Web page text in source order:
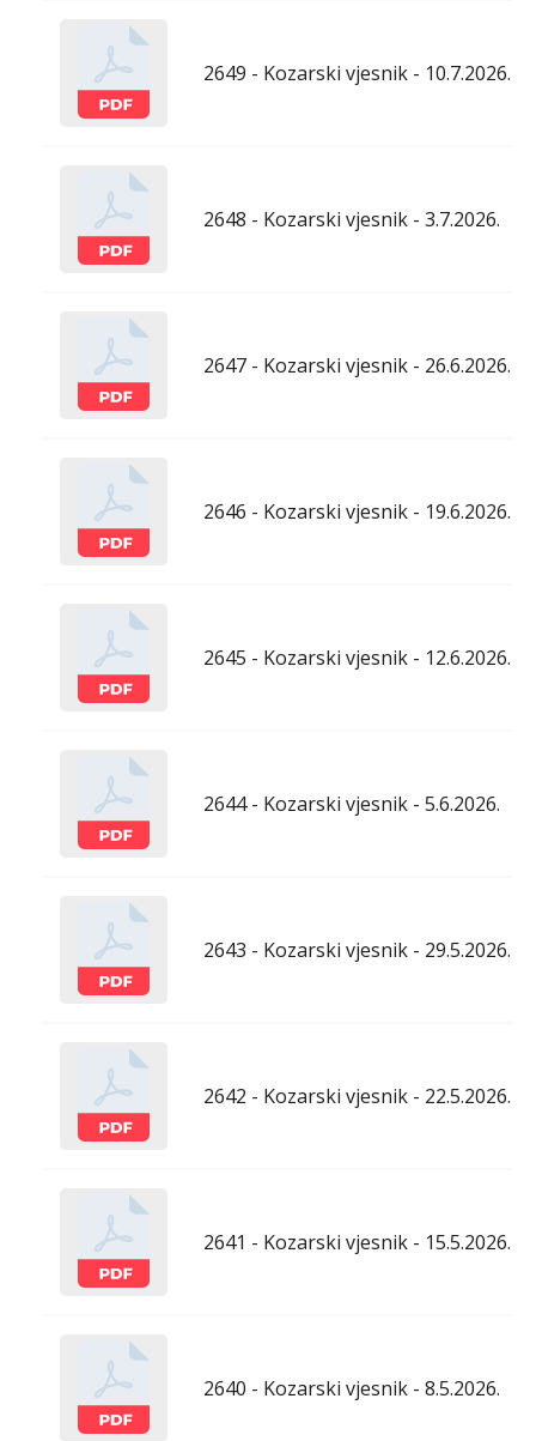
2649 - Kozarski vjesnik - 10.7.2026.
2648 - Kozarski vjesnik - 3.7.2026.
2647 - Kozarski vjesnik - 26.6.2026.
2646 - Kozarski vjesnik - 19.6.2026.
2645 - Kozarski vjesnik - 12.6.2026.
2644 - Kozarski vjesnik - 5.6.2026.
2643 - Kozarski vjesnik - 29.5.2026.
2642 - Kozarski vjesnik - 22.5.2026.
2641 - Kozarski vjesnik - 15.5.2026.
2640 - Kozarski vjesnik - 8.5.2026.